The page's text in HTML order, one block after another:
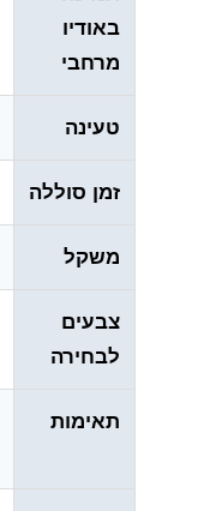
באודיו
מרחבי
טעינה
זמן סוללה
משקל
צבעים
לבחירה
תאימות